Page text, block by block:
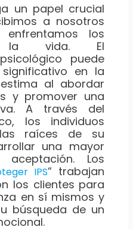
un papel crucial
a nosotros
los
la vida. El
puede
en la
al abordar
y promover una
A través del
los individuos
raíces de su
una mayor
aceptación. Los
IPS” trabajan
los clientes para
en sí mismos y
búsqueda de un